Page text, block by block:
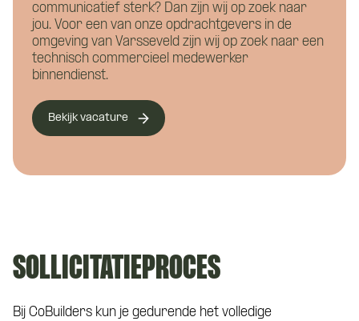
communicatief sterk? Dan zijn wij op zoek naar
jou. Voor een van onze opdrachtgevers in de
omgeving van Varsseveld zijn wij op zoek naar een
technisch commercieel medewerker
binnendienst.
Bekijk vacature
SOLLICITATIEPROCES
Bij CoBuilders kun je gedurende het volledige
Waar wil je meer over weten?
Bouwkunde Civiele techniek
Installatietechniek
Hoe kunnen we je helpen?
Hoe kunnen we je bereiken?
Vacature:
Werkvoorbereider
deuren
Naam*
E-mailadres *